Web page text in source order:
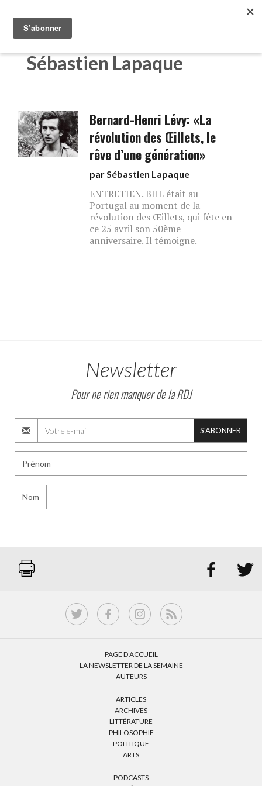
Sébastien Lapaque
Bernard-Henri Lévy: «La
révolution des Œillets, le
rêve d’une génération»
parSébastien Lapaque
ENTRETIEN. BHL était au
Portugal au moment de la
révolution des Œillets, qui fête en
ce 25 avril son 50ème
anniversaire. Il témoigne.
Newsletter
Pour ne rien manquer de la RDJ
S'ABONNER
Prénom
Nom
 
PAGE D’ACCUEIL
LA NEWSLETTER DE LA SEMAINE
AUTEURS
ARTICLES
ARCHIVES
LITTÉRATURE
PHILOSOPHIE
POLITIQUE
ARTS
PODCASTS